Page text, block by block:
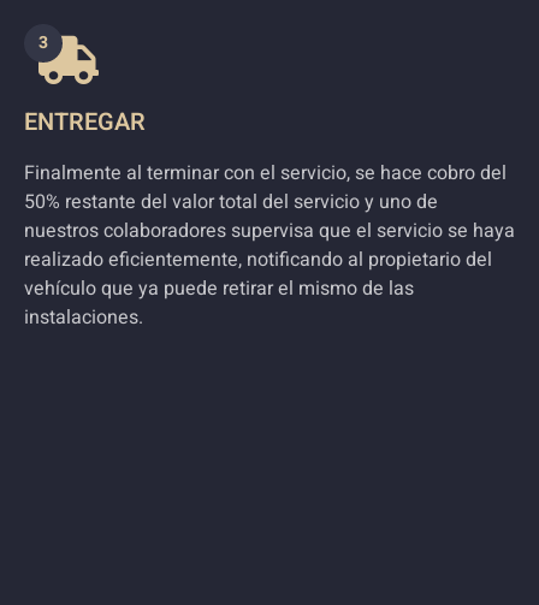
3
ENTREGAR
Finalmente al terminar con el servicio, se hace cobro del
50% restante del valor total del servicio y uno de
nuestros colaboradores supervisa que el servicio se haya
realizado eficientemente, notificando al propietario del
vehículo que ya puede retirar el mismo de las
instalaciones.